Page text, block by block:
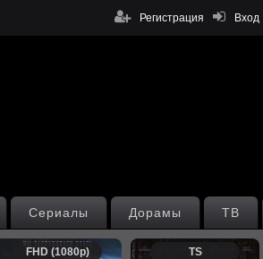
Вход
Регистрация
ТВ
Дорамы
Сериалы
FHD (1080p) TS